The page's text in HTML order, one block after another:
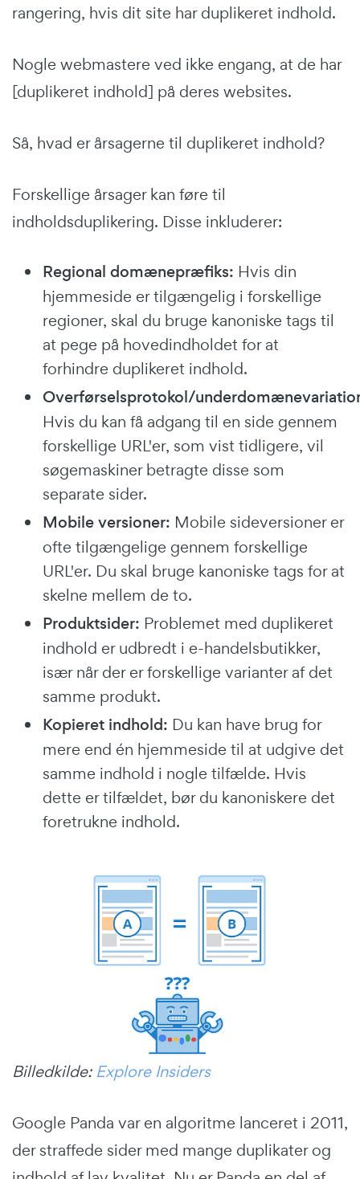
rangering, hvis dit site har duplikeret indhold.
Nogle webmastere ved ikke engang, at de har
[duplikeret indhold] på deres websites.
Så, hvad er årsagerne til duplikeret indhold?
Forskellige årsager kan føre til
indholdsduplikering. Disse inkluderer:
Regional domænepræfiks: Hvis din
hjemmeside er tilgængelig i forskellige
regioner, skal du bruge kanoniske tags til
at pege på hovedindholdet for at
forhindre duplikeret indhold.
Overførselsprotokol/
Hvis du kan få adgang til en side gennem
forskellige URL'er, som vist tidligere, vil
søgemaskiner betragte disse som
separate sider.
Mobile versioner: Mobile sideversioner er
ofte tilgængelige gennem forskellige
URL'er. Du skal bruge kanoniske tags for at
skelne mellem de to.
Produktsider: Problemet med duplikeret
indhold er udbredt i e-handelsbutikker,
især når der er forskellige varianter af det
samme produkt.
Kopieret indhold: Du kan have brug for
mere end én hjemmeside til at udgive det
samme indhold i nogle tilfælde. Hvis
dette er tilfældet, bør du kanoniskere det
foretrukne indhold.
Billedkilde: Explore Insiders
Google Panda var en algoritme lanceret i 2011,
der straffede sider med mange duplikater og